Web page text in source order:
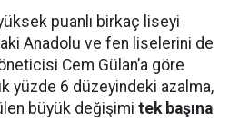
puanlı birkaç liseyi
Anadolu ve fen liselerini de
Cem Gülan’a göre
yüzde 6 düzeyindeki azalma,
büyük değişimi tek başına